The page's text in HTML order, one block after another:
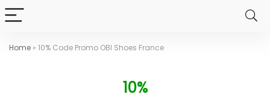
Home » 10% Code Promo OBI Shoes France
10%